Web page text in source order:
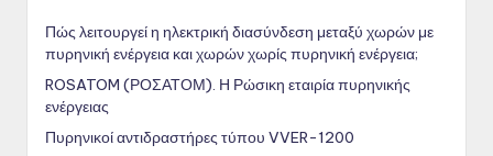
Πώς λειτουργεί η ηλεκτρική διασύνδεση μεταξύ χωρών με
πυρηνική ενέργεια και χωρών χωρίς πυρηνική ενέργεια;
ROSATOM (ΡΟΣΑΤΟΜ). Η Ρώσικη εταιρία πυρηνικής
ενέργειας
Πυρηνικοί αντιδραστήρες τύπου VVER-1200